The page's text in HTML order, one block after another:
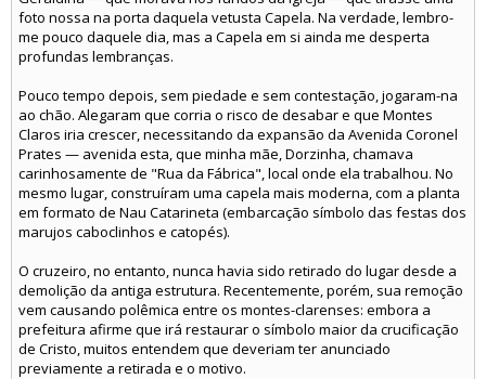
foto nossa na porta daquela vetusta Capela. Na verdade, lembro-
me pouco daquele dia, mas a Capela em si ainda me desperta
profundas lembranças.
Pouco tempo depois, sem piedade e sem contestação, jogaram-na
ao chão. Alegaram que corria o risco de desabar e que Montes
Claros iria crescer, necessitando da expansão da Avenida Coronel
Prates — avenida esta, que minha mãe, Dorzinha, chamava
carinhosamente de "Rua da Fábrica", local onde ela trabalhou. No
mesmo lugar, construíram uma capela mais moderna, com a planta
em formato de Nau Catarineta (embarcação símbolo das festas dos
marujos caboclinhos e catopés).
O cruzeiro, no entanto, nunca havia sido retirado do lugar desde a
demolição da antiga estrutura. Recentemente, porém, sua remoção
vem causando polêmica entre os montes-clarenses: embora a
prefeitura afirme que irá restaurar o símbolo maior da crucificação
de Cristo, muitos entendem que deveriam ter anunciado
previamente a retirada e o motivo.